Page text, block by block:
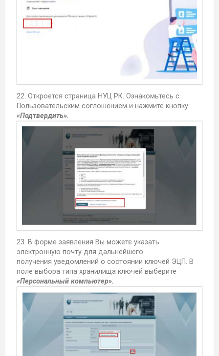
22. Откроется страница НУЦ РК. Ознакомьтесь с
Пользовательским соглошением и нажмите кнопку
«Подтвердить».
23. В форме заявления Вы можете указать
электронную почту для дальнейшего
получения уведомлений о состоянии ключей ЭЦП. В
поле выбора типа хранилища ключей выберите
«Персональный компьютер».